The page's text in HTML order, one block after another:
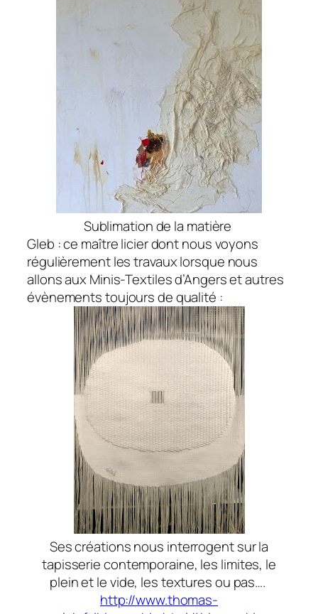
Sublimation de la matière
Gleb : ce maître licier dont nous voyons
régulièrement les travaux lorsque nous
allons aux Minis-Textiles d’Angers et autres
évènements toujours de qualité :
Ses créations nous interrogent sur la
tapisserie contemporaine, les limites, le
plein et le vide, les textures ou pas….
http://www.thomas-